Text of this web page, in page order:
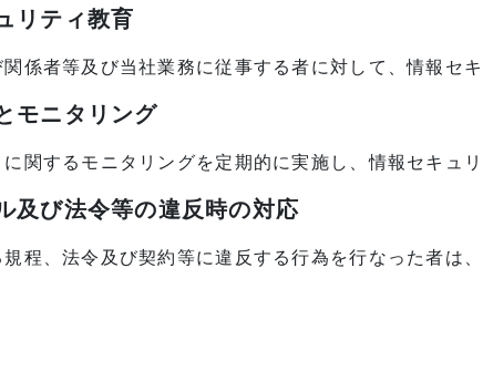
リティ教育
係者等及び当社業務に従事する者に対して、情報セ
モニタリング
関するモニタリングを定期的に実施し、情報セキュ
及び法令等の違反時の対応
程、法令及び契約等に違反する行為を行なった者は